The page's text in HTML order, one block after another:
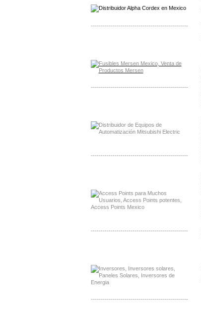
-------------------------------------------------
-------------------------------------------------
-------------------------------------------------
-------------------------------------------------
-------------------------------------------------